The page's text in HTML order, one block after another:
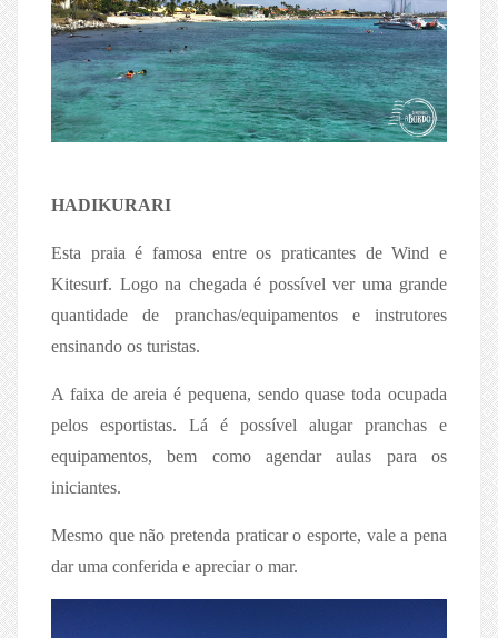
HADIKURARI
Esta praia é famosa entre os praticantes de Wind e
Kitesurf. Logo na chegada é possível ver uma grande
quantidade de pranchas/equipamentos e instrutores
ensinando os turistas.
A faixa de areia é pequena, sendo quase toda ocupada
pelos esportistas. Lá é possível alugar pranchas e
equipamentos, bem como agendar aulas para os
iniciantes.
Mesmo que não pretenda praticar o esporte, vale a pena
dar uma conferida e apreciar o mar.